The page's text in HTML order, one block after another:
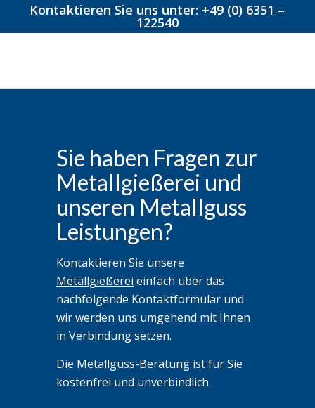
Kontaktieren Sie uns unter: +49 (0) 6351 –
122540
Sie haben Fragen zur
Metallgießerei und
unseren Metallguss
Leistungen?
Kontaktieren Sie unsere
Metallgießerei einfach über das
nachfolgende Kontaktformular und
wir werden uns umgehend mit Ihnen
in Verbindung setzen.
Die Metallguss-Beratung ist für Sie
kostenfrei und unverbindlich.